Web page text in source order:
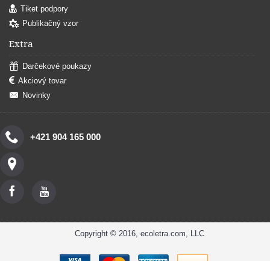
Tiket podpory
Publikačný vzor
Extra
Darčekové poukazy
Akciový tovar
Novinky
+421 904 165 000
Copyright © 2016, ecoletra.com, LLC